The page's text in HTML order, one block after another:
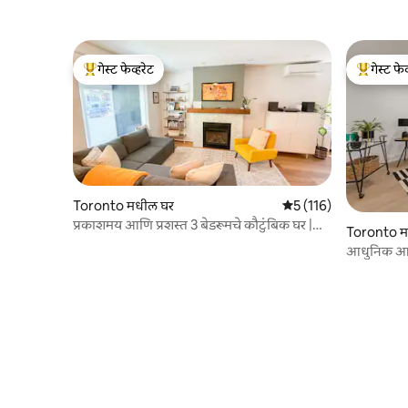
टॉप गेस्ट फेव्हरेट
गेस्ट फेव्हरेट
Toronto मधील घर 5 पैकी 5 सरासरी रेटिंग,
5 (116)
प्रकाशमय आणि प्रशस्त 3 बेडरूमचे कौटुंबिक घर |
टॉप गेस्ट
गेस्ट
Toronto
आधुनिक